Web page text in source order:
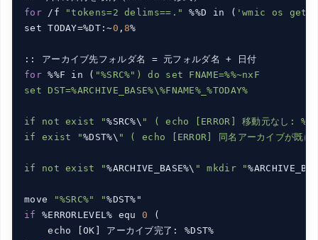
for /f "tokens=2 delims==." %%D in ( 'wmic os get
set TODAY=%DT:~0 ,8%
for %%F in ( "%SRC%") do set FNAME=%%~nxF
set DST=%ARCHIVE_BASE%\%FNAME%_%TODAY%
if not exist "%SRC%\ " ( echo [ERROR] 移動元なし:
if exist "%DST%\ " ( echo [ERROR] 同名アーカイブが既
if not exist "%ARCHIVE_BASE%\ " mkdir "
move "%SRC%" "
if
%ERRORLEVEL% equ 0 (
    echo [OK] アーカイブ完了: %DST%